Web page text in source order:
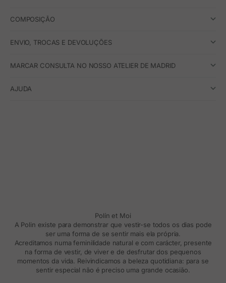
COMPOSIÇÃO
ENVIO, TROCAS E DEVOLUÇÕES
MARCAR CONSULTA NO NOSSO ATELIER DE MADRID
AJUDA
Polín et Moi
A Polin existe para demonstrar que vestir-se todos os dias pode
ser uma forma de se sentir mais ela própria.
Acreditamos numa feminilidade natural e com carácter, presente
na forma de vestir, de viver e de desfrutar dos pequenos
momentos da vida. Reivindicamos a beleza quotidiana: para se
sentir especial não é preciso uma grande ocasião.